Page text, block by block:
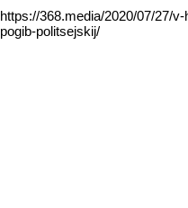
https://368.media/2020/07/27/
pogib-politsejskij/